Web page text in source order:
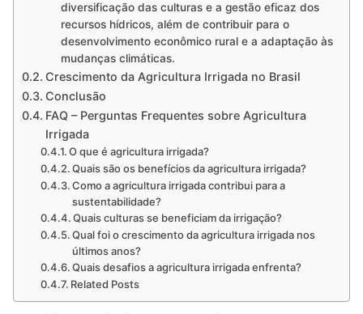
diversificação das culturas e a gestão eficaz dos
recursos hídricos, além de contribuir para o
desenvolvimento econômico rural e a adaptação às
mudanças climáticas.
Crescimento da Agricultura Irrigada no Brasil
Conclusão
FAQ – Perguntas Frequentes sobre Agricultura
Irrigada
O que é agricultura irrigada?
Quais são os benefícios da agricultura irrigada?
Como a agricultura irrigada contribui para a
sustentabilidade?
Quais culturas se beneficiam da irrigação?
Qual foi o crescimento da agricultura irrigada nos
últimos anos?
Quais desafios a agricultura irrigada enfrenta?
Related Posts